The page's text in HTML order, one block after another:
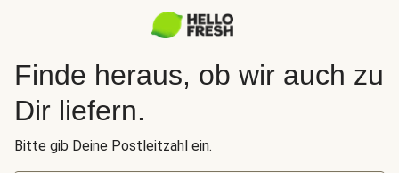
Finde heraus, ob wir auch zu
Dir liefern.
Bitte gib Deine Postleitzahl ein.